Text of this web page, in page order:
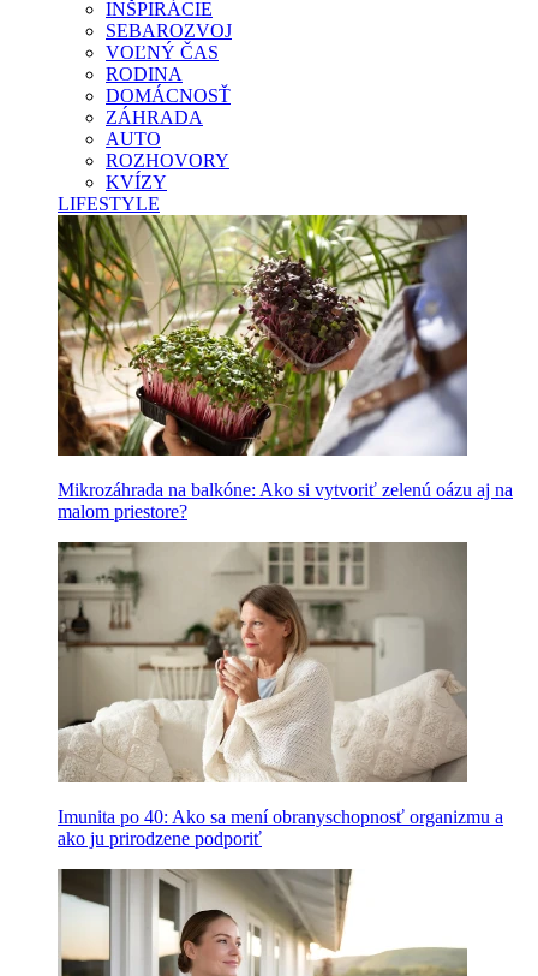
INŠPIRÁCIE
SEBAROZVOJ
VOĽNÝ ČAS
RODINA
DOMÁCNOSŤ
ZÁHRADA
AUTO
ROZHOVORY
KVÍZY
LIFESTYLE
Mikrozáhrada na balkóne: Ako si vytvoriť zelenú oázu aj na
malom priestore?
Imunita po 40: Ako sa mení obranyschopnosť organizmu a
ako ju prirodzene podporiť